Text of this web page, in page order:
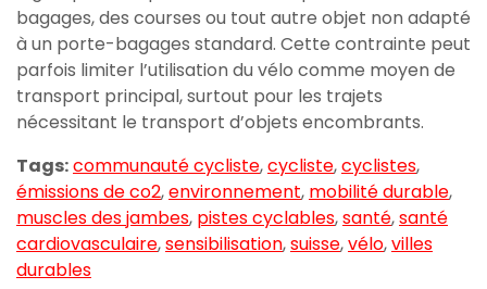
bagages, des courses ou tout autre objet non adapté
à un porte-bagages standard. Cette contrainte peut
parfois limiter l’utilisation du vélo comme moyen de
transport principal, surtout pour les trajets
nécessitant le transport d’objets encombrants.
Tags:communauté cycliste,cycliste,cyclistes,
émissions de co2,environnement, mobilité durable,
muscles des jambes, pistes cyclables,santé,santé
cardiovasculaire,sensibilisation,suisse,vélo,villes
durables